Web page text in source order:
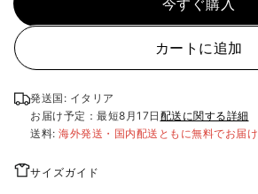
今すぐ購入
カートに追加
発送国: イタリア
お届け予定：最短8月17日 配送に関する詳細
送料: 海外発送・国内配送ともに無料でお届け
サイズガイド